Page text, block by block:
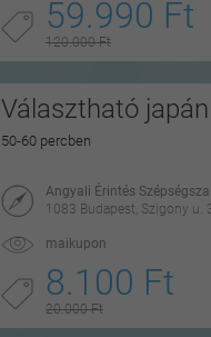
59.990 Ft
120.000 Ft
Választható
50-60 percben
Angyali Érintés
1083 Budapest, Szigony u.
maikupon
8.100 Ft
20.000 Ft